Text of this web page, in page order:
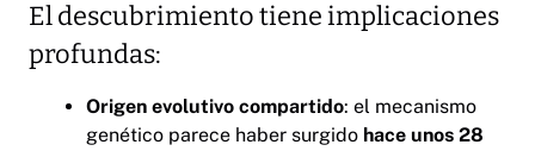
El descubrimiento tiene implicaciones
profundas:
Origen evolutivo compartido: el mecanismo
genético parece haber surgido hace unos 28